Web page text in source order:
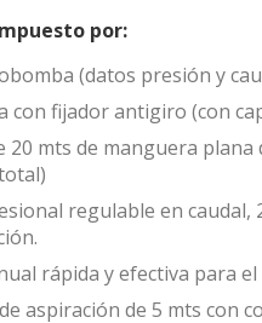
por:
(datos presión y
con fijador antigiro (con
20 mts de manguera
regulable en
rápida y efectiva para
aspiración de 5 mts con